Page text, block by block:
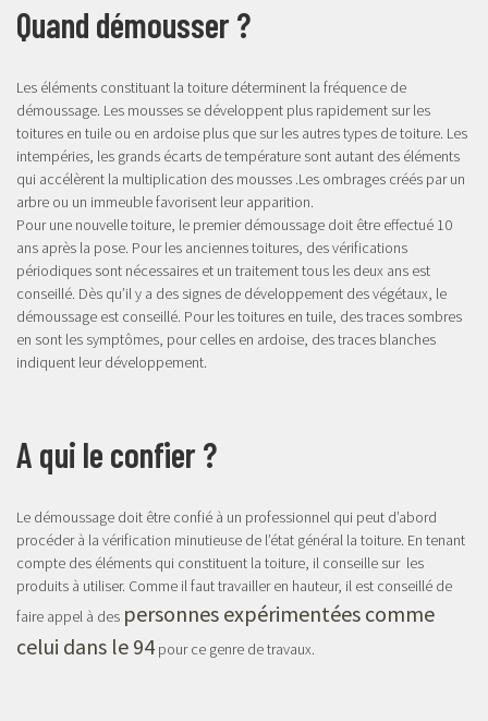
Quand démousser ?
Les éléments constituant la toiture déterminent la fréquence de
démoussage. Les mousses se développent plus rapidement sur les
toitures en tuile ou en ardoise plus que sur les autres types de toiture. Les
intempéries, les grands écarts de température sont autant des éléments
qui accélèrent la multiplication des mousses .Les ombrages créés par un
arbre ou un immeuble favorisent leur apparition.
Pour une nouvelle toiture, le premier démoussage doit être effectué 10
ans après la pose. Pour les anciennes toitures, des vérifications
périodiques sont nécessaires et un traitement tous les deux ans est
conseillé. Dès qu’il y a des signes de développement des végétaux, le
démoussage est conseillé. Pour les toitures en tuile, des traces sombres
en sont les symptômes, pour celles en ardoise, des traces blanches
indiquent leur développement.
A qui le confier ?
Le démoussage doit être confié à un professionnel qui peut d’abord
procéder à la vérification minutieuse de l’état général la toiture. En tenant
compte des éléments qui constituent la toiture, il conseille sur les
produits à utiliser. Comme il faut travailler en hauteur, il est conseillé de
faire appel à des personnes expérimentées comme
celui dans le 94 pour ce genre de travaux.